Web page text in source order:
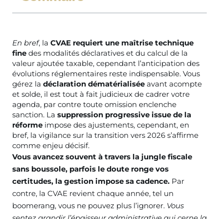
En bref, la CVAE requiert une maîtrise technique
fine des modalités déclaratives et du calcul de la
valeur ajoutée taxable, cependant l’anticipation des
évolutions réglementaires reste indispensable. Vous
gérez la déclaration dématérialisée avant acompte
et solde, il est tout à fait judicieux de cadrer votre
agenda, par contre toute omission enclenche
sanction. La suppression progressive issue de la
réforme impose des ajustements, cependant, en
bref, la vigilance sur la transition vers 2026 s’affirme
comme enjeu décisif.
Vous avancez souvent à travers la jungle fiscale
sans boussole, parfois le doute ronge vos
certitudes, la gestion impose sa cadence. Par
contre, la CVAE revient chaque année, tel un
boomerang, vous ne pouvez plus l’ignorer. Vous